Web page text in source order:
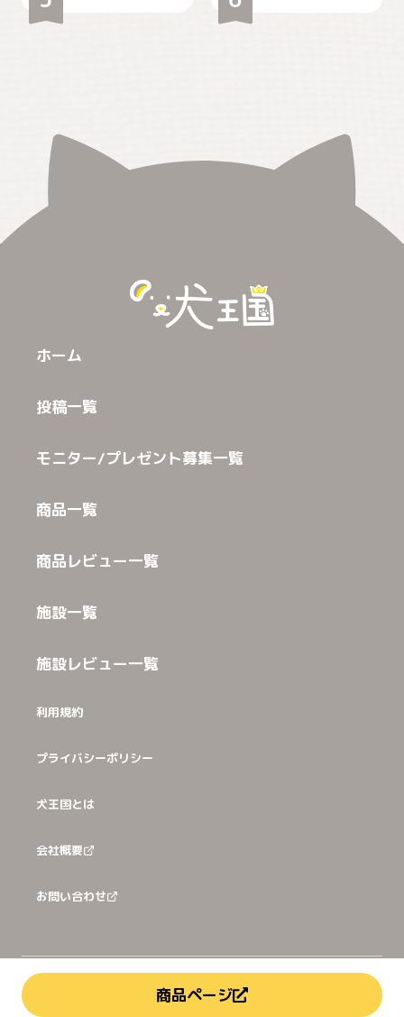
商品ページ
ホーム
投稿一覧
モニター/プレゼント募集一覧
商品一覧
商品レビュー一覧
施設一覧
施設レビュー一覧
利用規約
プライバシーポリシー
犬王国とは
会社概要
お問い合わせ
2026犬猫王国株式会社